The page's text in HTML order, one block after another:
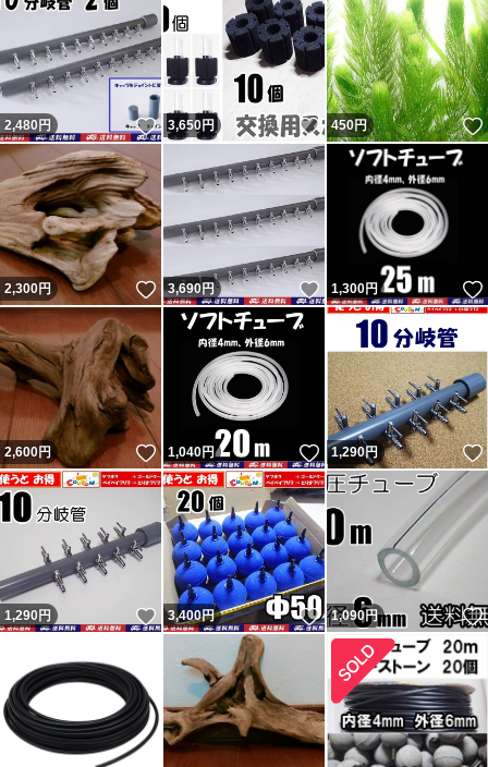
2,480円 いいね！
3,650円 いいね！
450円
2,300円 いいね！
3,690円 いいね！
1,300円
2,600円 いいね！
1,040円 いいね！
1,290円
1,290円 いいね！
3,400円 いいね！
1,090円